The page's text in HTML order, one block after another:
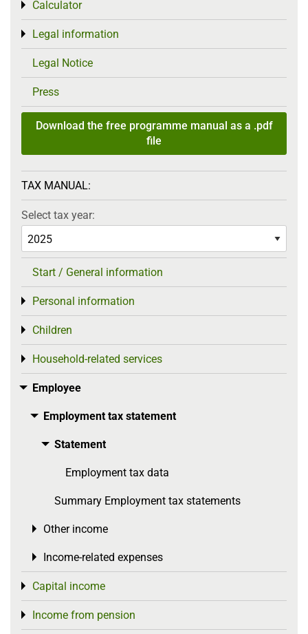
Calculator
Toggle menu
Legal information
Toggle menu
Legal Notice
Press
Download the free programme manual as a .pdf
file
TAX MANUAL:
Select tax year:
Start / General information
Personal information
Toggle menu
Children
Toggle menu
Household-related services
Toggle menu
Employee
Toggle menu
Employment tax statement
Toggle menu
Statement
Toggle menu
Employment tax data
Summary Employment tax statements
Other income
Toggle menu
Income-related expenses
Toggle menu
Capital income
Toggle menu
Income from pension
Toggle menu